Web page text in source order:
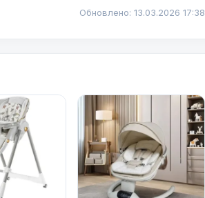
Обновлено: 13.03.2026 17:38